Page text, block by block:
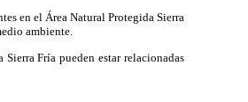
en el Área Natural Protegida Sierra
ambiente.
Fría pueden estar relacionadas